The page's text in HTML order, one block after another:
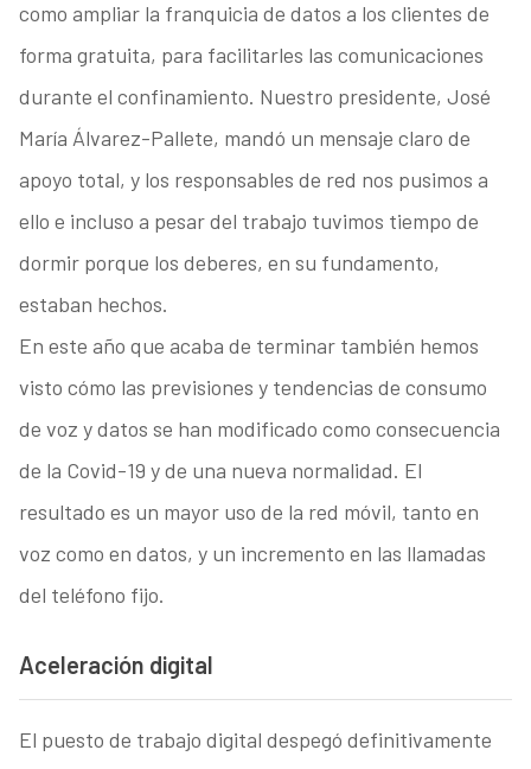
como ampliar la franquicia de datos a los clientes de
forma gratuita, para facilitarles las comunicaciones
durante el confinamiento. Nuestro presidente, José
María Álvarez-Pallete, mandó un mensaje claro de
apoyo total, y los responsables de red nos pusimos a
ello e incluso a pesar del trabajo tuvimos tiempo de
dormir porque los deberes, en su fundamento,
estaban hechos.
En este año que acaba de terminar también hemos
visto cómo las previsiones y tendencias de consumo
de voz y datos se han modificado como consecuencia
de la Covid-19 y de una nueva normalidad. El
resultado es un mayor uso de la red móvil, tanto en
voz como en datos, y un incremento en las llamadas
del teléfono fijo.
Aceleración digital
El puesto de trabajo digital despegó definitivamente